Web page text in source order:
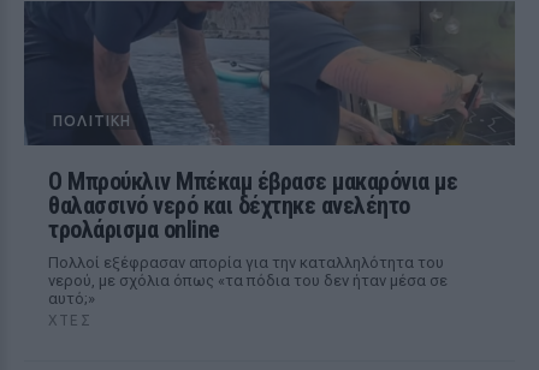
ΠΟΛΙΤΙΚΉ
Ο Μπρούκλιν Μπέκαμ έβρασε μακαρόνια με
θαλασσινό νερό και δέχτηκε ανελέητο
τρολάρισμα online
Πολλοί εξέφρασαν απορία για την καταλληλότητα του
νερού, με σχόλια όπως «τα πόδια του δεν ήταν μέσα σε
αυτό;»
ΧΤΕΣ